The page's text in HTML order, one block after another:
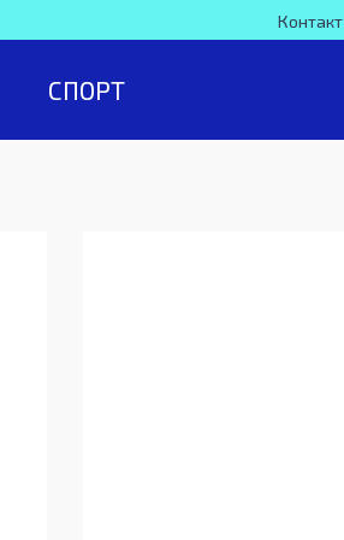
Контакт
СПОРТ